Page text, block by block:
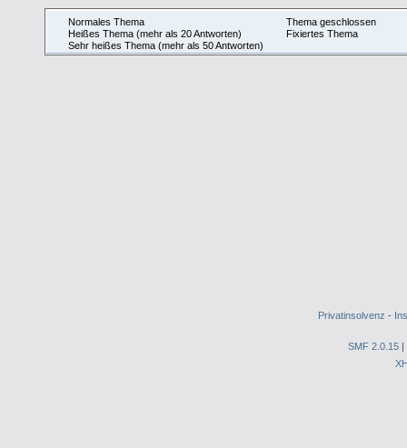
Normales Thema
Heißes Thema (mehr als 20 Antworten)
Sehr heißes Thema (mehr als 50 Antworten)
Thema geschlossen
Fixiertes Thema
Privatinsolvenz -
SMF 2.0.15 |